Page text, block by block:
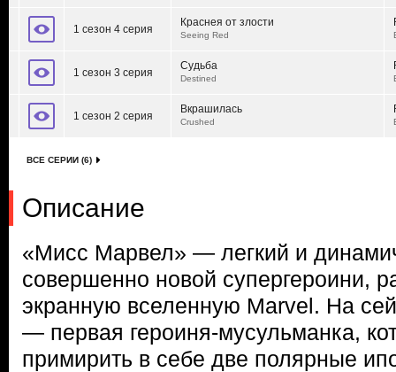
1 сезон 4 серия
Краснея от злости
Seeing Red
1 сезон 3 серия
Судьба
Destined
1 сезон 2 серия
Вкрашилась
Crushed
ВСЕ СЕРИИ (6)
Описание
«Мисс Марвел» — легкий и
совершенно новой супергероини,
экранную вселенную Marvel. На
— первая героиня-мусульманка,
примирить в себе две полярные